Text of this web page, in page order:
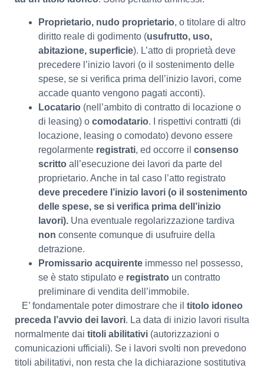
Proprietario, nudo proprietario, o titolare di altro
diritto reale di godimento (usufrutto, uso,
abitazione, superficie). L’atto di proprietà deve
precedere l’inizio lavori (o il sostenimento delle
spese, se si verifica prima dell’inizio lavori, come
accade quanto vengono pagati acconti).
Locatario (nell’ambito di contratto di locazione o
di leasing) o comodatario. I rispettivi contratti (di
locazione, leasing o comodato) devono essere
regolarmente registrati, ed occorre il consenso
scritto all’esecuzione dei lavori da parte del
proprietario. Anche in tal caso l’atto registrato
deve precedere l’inizio lavori (o il sostenimento
delle spese, se si verifica prima dell’inizio
lavori). Una eventuale regolarizzazione tardiva
non consente comunque di usufruire della
detrazione.
Promissario acquirente immesso nel possesso,
se è stato stipulato e registrato un contratto
preliminare di vendita dell’immobile.
E’ fondamentale poter dimostrare che il titolo idoneo
preceda l’avvio dei lavori. La data di inizio lavori risulta
normalmente dai titoli abilitativi (autorizzazioni o
comunicazioni ufficiali). Se i lavori svolti non prevedono
titoli abilitativi, non resta che la dichiarazione sostitutiva